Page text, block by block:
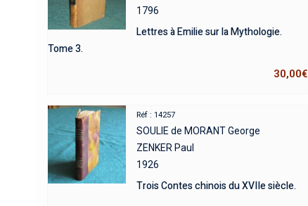
1796
Lettres à Emilie sur la Mythologie.
Tome 3.
30,00€
Réf : 14257
SOULIE de MORANT George
ZENKER Paul
1926
Trois Contes chinois du XVIIe siècle.